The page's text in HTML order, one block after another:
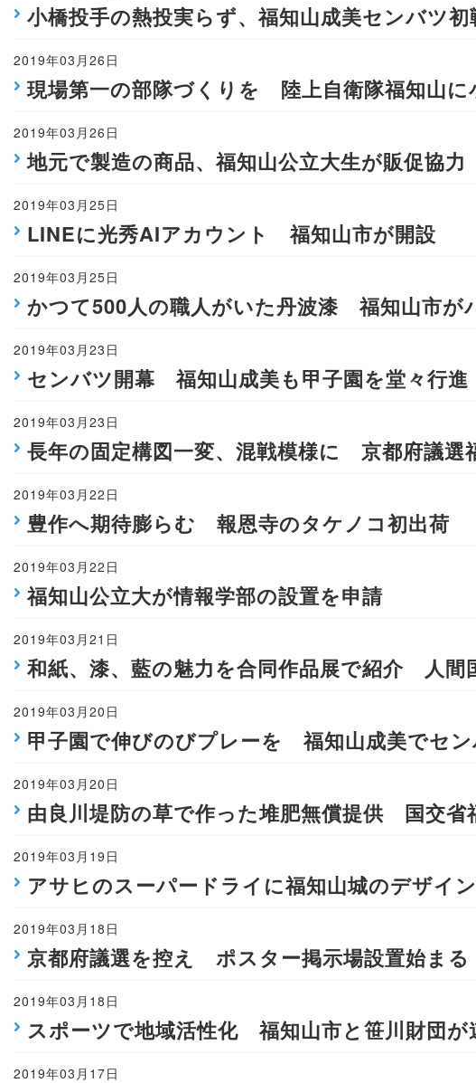
小橋投手の熱投実らず、福知山成美センバツ初
2019年03月26日
現場第一の部隊づくりを 陸上自衛隊福知山に
2019年03月26日
地元で製造の商品、福知山公立大生が販促協力
2019年03月25日
LINEに光秀AIアカウント 福知山市が開設
2019年03月25日
かつて500人の職人がいた丹波漆 福知山市が
2019年03月23日
センバツ開幕 福知山成美も甲子園を堂々行進
2019年03月23日
長年の固定構図一変、混戦模様に 京都府議選
2019年03月22日
豊作へ期待膨らむ 報恩寺のタケノコ初出荷
2019年03月22日
福知山公立大が情報学部の設置を申請
2019年03月21日
和紙、漆、藍の魅力を合同作品展で紹介 人間
2019年03月20日
甲子園で伸びのびプレーを 福知山成美でセ
2019年03月20日
由良川堤防の草で作った堆肥無償提供 国交省
2019年03月19日
アサヒのスーパードライに福知山城のデザイ
2019年03月18日
京都府議選を控え ポスター掲示場設置始まる
2019年03月18日
スポーツで地域活性化 福知山市と笹川財団が
2019年03月17日